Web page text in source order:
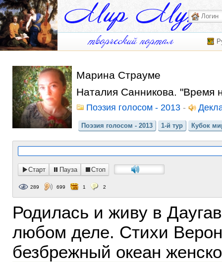
Марина Страуме
Наталия Санникова. "Время
Поэзия голосом - 2013 -
Поэзия голосом - 2013 1-й тур Кубок
Старт Пауза Стоп
289 699 1 2
Родилась и живу в
любом деле. Стихи
безбрежный океан